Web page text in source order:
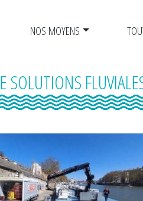
NOS MOYENS
SOLUTIONS